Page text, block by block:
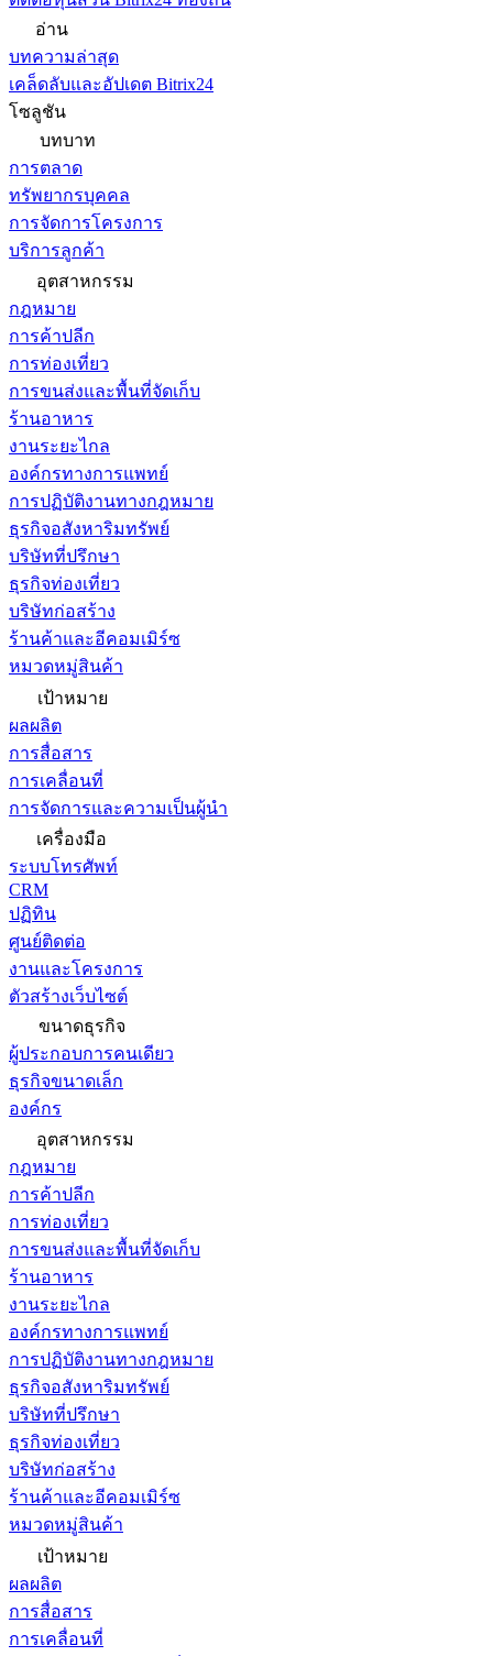
อ่าน
บทความล่าสุด
เคล็ดลับและอัปเดต Bitrix24
โซลูชัน
บทบาท
การตลาด
ทรัพยากรบุคคล
การจัดการโครงการ
บริการลูกค้า
อุตสาหกรรม
กฎหมาย
การค้าปลีก
การท่องเที่ยว
การขนส่งและพื้นที่จัดเก็บ
ร้านอาหาร
งานระยะไกล
องค์กรทางการแพทย์
การปฏิบัติงานทางกฎหมาย
ธุรกิจอสังหาริมทรัพย์
บริษัทที่ปรึกษา
ธุรกิจท่องเที่ยว
บริษัทก่อสร้าง
ร้านค้าและอีคอมเมิร์ซ
หมวดหมู่สินค้า
เป้าหมาย
ผลผลิต
การสื่อสาร
การเคลื่อนที่
การจัดการและความเป็นผู้นำ
เครื่องมือ
ระบบโทรศัพท์
CRM
ปฏิทิน
ศูนย์ติดต่อ
งานและโครงการ
ตัวสร้างเว็บไซต์
ขนาดธุรกิจ
ผู้ประกอบการคนเดียว
ธุรกิจขนาดเล็ก
องค์กร
อุตสาหกรรม
กฎหมาย
การค้าปลีก
การท่องเที่ยว
การขนส่งและพื้นที่จัดเก็บ
ร้านอาหาร
งานระยะไกล
องค์กรทางการแพทย์
การปฏิบัติงานทางกฎหมาย
ธุรกิจอสังหาริมทรัพย์
บริษัทที่ปรึกษา
ธุรกิจท่องเที่ยว
บริษัทก่อสร้าง
ร้านค้าและอีคอมเมิร์ซ
หมวดหมู่สินค้า
เป้าหมาย
ผลผลิต
การสื่อสาร
การเคลื่อนที่